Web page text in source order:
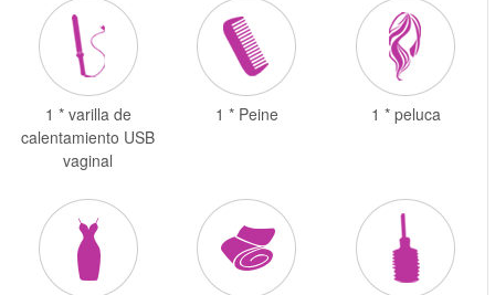
1 * varilla de
calentamiento USB
vaginal
1 * Peine 1 * peluca